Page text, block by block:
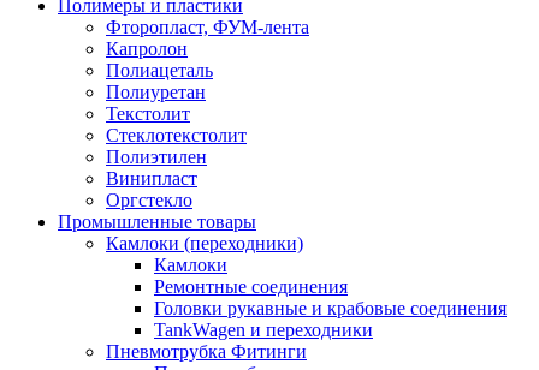
Полимеры и пластики
Фторопласт, ФУМ-лента
Капролон
Полиацеталь
Полиуретан
Текстолит
Стеклотекстолит
Полиэтилен
Винипласт
Оргстекло
Промышленные товары
Камлоки (переходники)
Камлоки
Ремонтные соединения
Головки рукавные и крабовые соединения
TankWagen и переходники
Пневмотрубка Фитинги